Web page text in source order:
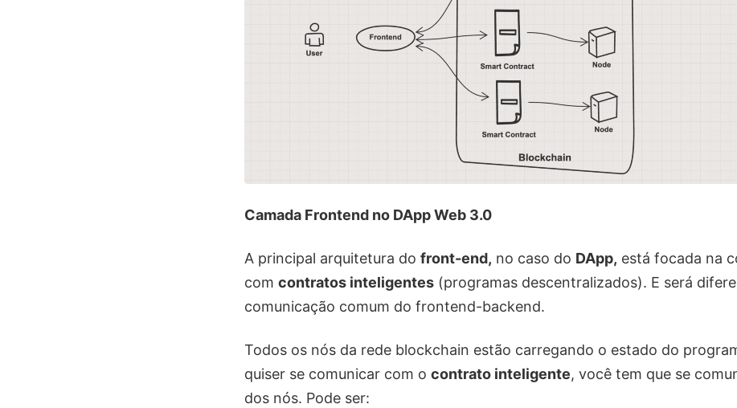
Camada Frontend no DApp Web 3.0
A principal arquitetura do front-end, no caso do DApp, está focada na
com contratos inteligentes (programas descentralizados). E será
comunicação comum do frontend-backend.
Todos os nós da rede blockchain estão carregando o estado do
quiser se comunicar com o contrato inteligente, você tem que se
dos nós. Pode ser: